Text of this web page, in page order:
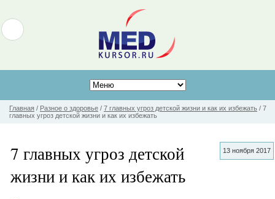
Главная / Разное о здоровье / 7 главных угроз детской жизни и как их избежать / 7
главных угроз детской жизни и как их избежать
13 ноября 2017
7 главных угроз детской
жизни и как их избежать